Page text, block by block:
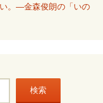
。―金森俊朗の「いの
検索